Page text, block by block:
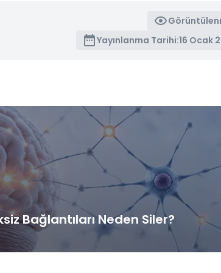
Yayınlanma Tarihi:16 Ocak
Bağlantıları Neden Siler?